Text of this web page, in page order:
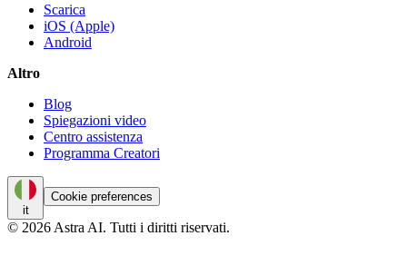
Scarica
iOS (Apple)
Android
Altro
Blog
Spiegazioni video
Centro assistenza
Programma Creatori
it
Cookie preferences
© 2026 Astra AI. Tutti i diritti riservati.